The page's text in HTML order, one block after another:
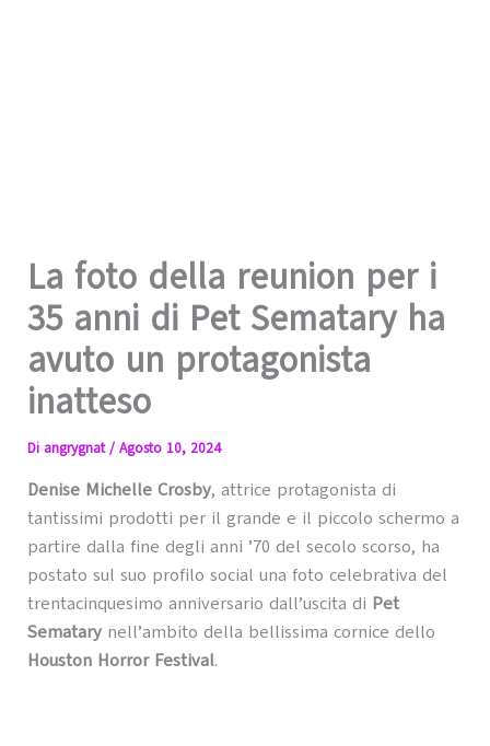
La foto della reunion per i
35 anni di Pet Sematary ha
avuto un protagonista
inatteso
Di angrygnat/ Agosto 10, 2024
Denise Michelle Crosby, attrice protagonista di
tantissimi prodotti per il grande e il piccolo schermo a
partire dalla fine degli anni ’70 del secolo scorso, ha
postato sul suo profilo social una foto celebrativa del
trentacinquesimo anniversario dall’uscita di Pet
Sematarynell’ambito della bellissima cornice dello
Houston Horror Festival.